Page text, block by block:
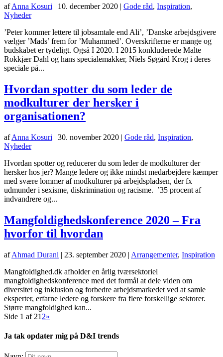
afAnna Kosuri | 10. december 2020 | Gode råd, Inspiration,
Nyheder
’Peter kommer lettere til jobsamtale end Ali’, ’Danske arbejdsgivere
vælger ’Mads’ frem for ’Muhammed’. Overskrifterne er mange og
budskabet er tydeligt. Også I 2020. I 2015 konkluderede Malte
Rokkjær Dahl og hans specialemakker, Niels Søgård Krog i deres
speciale på...
Hvordan spotter du som leder de
modkulturer der hersker i
organisationen?
afAnna Kosuri | 30. november 2020 | Gode råd, Inspiration,
Nyheder
Hvordan spotter og reducerer du som leder de modkulturer der
hersker hos jer? Mange ledere og ikke mindst medarbejdere kæmper
med svære lommer af modkulturer på arbejdspladsen, der fx
udmunder i sexisme, diskrimination og racisme. ’35 procent af
indvandrere og...
Mangfoldighedskonference 2020 – Fra
hvorfor til hvordan
afAhmad Durani | 23. september 2020 | Arrangementer, Inspiration
Mangfoldighed.dk afholder en årlig tværsektoriel
mangfoldighedskonference med det formål at dele viden om
diversitet og inklusion og forbedre arbejdsmarkedet ved at samle
eksperter, erfarne ledere og forskere fra flere forskellige sektorer.
Større mangfoldighed kan...
Side 1 af 21 2»
Ja tak opdater mig på D&I trends